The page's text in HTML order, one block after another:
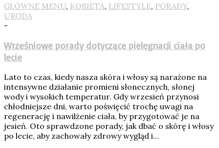
GŁÓWNE MENU, KOBIETA, LIFESTYLE, PORADY,
URODA
-
Wrześniowe porady dotyczące pielęgnacji ciała po
lecie
Lato to czas, kiedy nasza skóra i włosy są narażone na
intensywne działanie promieni słonecznych, słonej
wody i wysokich temperatur. Gdy wrzesień przynosi
chłodniejsze dni, warto poświęcić trochę uwagi na
regenerację i nawilżenie ciała, by przygotować je na
jesień. Oto sprawdzone porady, jak dbać o skórę i włosy
po lecie, aby zachowały zdrowy wygląd i…